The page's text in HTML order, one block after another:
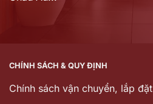
CHÍNH SÁCH & QUY ĐỊNH
Chính sách vận chuyển, lắp đặt